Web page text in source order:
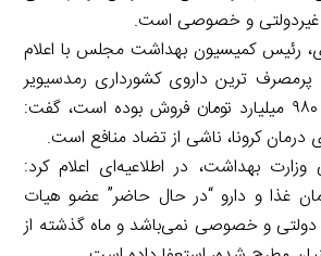
و خصوصی است.
رئیس کمیسیون بهداشت مجلس با اعلام
ترین داروی کشورداری رمدسیویر
بوده با نزدیک به ۹۸۰ میلیارد تومان فروش بوده است، گفت:
درمان کرونا، ناشی از تضاد منافع است.
وزارت بهداشت، در اطلاعیه‌ای اعلام کرد:
غذا و دارو “در حال حاضر” عضو هیات
و خصوصی نمی‌باشد و ماه گذشته از